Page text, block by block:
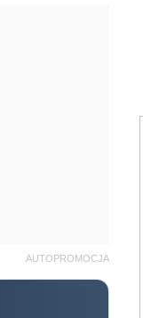
AUTOPROMOCJA